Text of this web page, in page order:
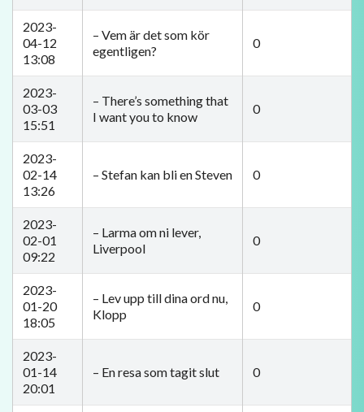
2023-
04-12
13:08
– Vem är det som kör
egentligen?
0
2023-
03-03
15:51
– There’s something that
I want you to know
0
2023-
02-14
13:26
– Stefan kan bli en Steven 0
2023-
02-01
09:22
– Larma om ni lever,
Liverpool
0
2023-
01-20
18:05
– Lev upp till dina ord nu,
Klopp
0
2023-
01-14
20:01
– En resa som tagit slut 0